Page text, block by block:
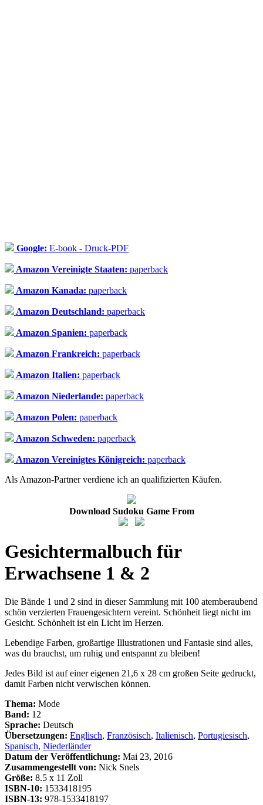
Google: E-book - Druck-PDF
Amazon Vereinigte Staaten: paperback
Amazon Kanada: paperback
Amazon Deutschland: paperback
Amazon Spanien: paperback
Amazon Frankreich: paperback
Amazon Italien: paperback
Amazon Niederlande: paperback
Amazon Polen: paperback
Amazon Schweden: paperback
Amazon Vereinigtes Königreich: paperback
Als Amazon-Partner verdiene ich an qualifizierten Käufen.
Download Sudoku Game From
Gesichtermalbuch für
Erwachsene 1 & 2
Die Bände 1 und 2 sind in dieser Sammlung mit 100 atemberaubend
schön verzierten Frauengesichtern vereint. Schönheit liegt nicht im
Gesicht. Schönheit ist ein Licht im Herzen.
Lebendige Farben, großartige Illustrationen und Fantasie sind alles,
was du brauchst, um ruhig und entspannt zu bleiben!
Jedes Bild ist auf einer eigenen 21,6 x 28 cm großen Seite gedruckt,
damit Farben nicht verwischen können.
Thema: Mode
Band: 12
Sprache: Deutsch
Übersetzungen: Englisch, Französisch, Italienisch, Portugiesisch,
Spanisch, Niederländer
Datum der Veröffentlichung: Mai 23, 2016
Zusammengestellt von: Nick Snels
Größe: 8.5 x 11 Zoll
ISBN-10: 1533418195
ISBN-13: 978-1533418197